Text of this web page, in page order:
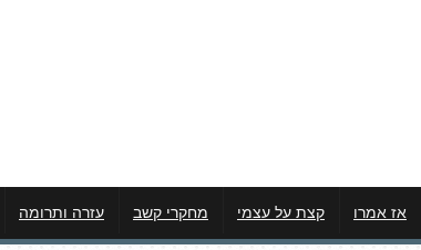
אז אמרו קצת על עצמי מחקרי קשב עזרה ותרומה